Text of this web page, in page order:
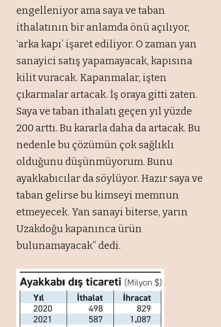
engelleniyor ama saya ve taban
ithalatının bir anlamda önü açılıyor,
‘arka kapı’ işaret ediliyor. O zaman yan
sanayici satış yapamayacak, kapısına
kilit vuracak. Kapanmalar, işten
çıkarmalar artacak. İş oraya gitti zaten.
Saya ve taban ithalatı geçen yıl yüzde
200 arttı. Bu kararla daha da artacak. Bu
nedenle bu çözümün çok sağlıklı
olduğunu düşünmüyorum. Bunu
ayakkabıcılar da söylüyor. Hazır saya ve
taban gelirse bu kimseyi memnun
etmeyecek. Yan sanayi biterse, yarın
Uzakdoğu kapanınca ürün
bulunamayacak” dedi.